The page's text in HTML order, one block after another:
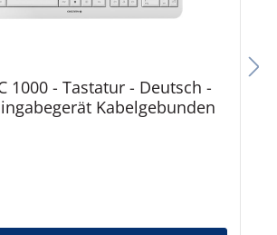
Hellgrau Eingabegerät Kabelgebunden